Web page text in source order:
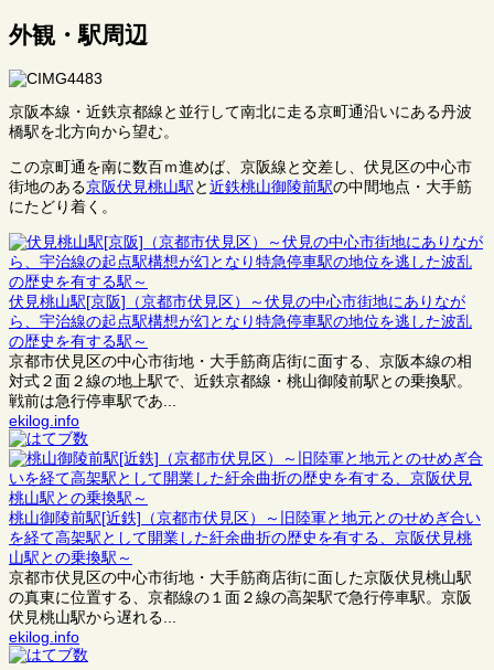
外観・駅周辺
京阪本線・近鉄京都線と並行して南北に走る京町通沿いにある丹波
橋駅を北方向から望む。
この京町通を南に数百ｍ進めば、京阪線と交差し、伏見区の中心市
街地のある京阪伏見桃山駅と近鉄桃山御陵前駅の中間地点・大手筋
にたどり着く。
伏見桃山駅[京阪]（京都市伏見区）～伏見の中心市街地にありなが
ら、宇治線の起点駅構想が幻となり特急停車駅の地位を逃した波乱
の歴史を有する駅～
京都市伏見区の中心市街地・大手筋商店街に面する、京阪本線の相
対式２面２線の地上駅で、近鉄京都線・桃山御陵前駅との乗換駅。
戦前は急行停車駅であ...
ekilog.info
桃山御陵前駅[近鉄]（京都市伏見区）～旧陸軍と地元とのせめぎ合い
を経て高架駅として開業した紆余曲折の歴史を有する、京阪伏見桃
山駅との乗換駅～
京都市伏見区の中心市街地・大手筋商店街に面した京阪伏見桃山駅
の真東に位置する、京都線の１面２線の高架駅で急行停車駅。京阪
伏見桃山駅から遅れる...
ekilog.info